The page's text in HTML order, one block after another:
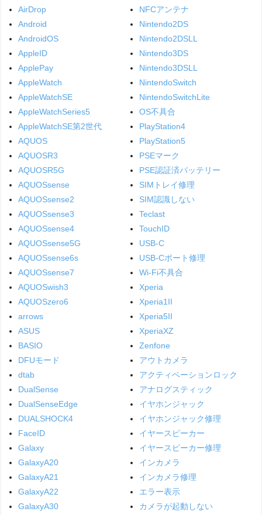
AirDrop
Android
AndroidOS
AppleID
ApplePay
AppleWatch
AppleWatchSE
AppleWatchSeries5
AppleWatchSE第2世代
AQUOS
AQUOSR3
AQUOSR5G
AQUOSsense
AQUOSsense2
AQUOSsense3
AQUOSsense4
AQUOSsense5G
AQUOSsense6s
AQUOSsense7
AQUOSwish3
AQUOSzero6
arrows
ASUS
BASIO
DFUモード
dtab
DualSense
DualSenseEdge
DUALSHOCK4
FaceID
Galaxy
GalaxyA20
GalaxyA21
GalaxyA22
GalaxyA30
NFCアンテナ
Nintendo2DS
Nintendo2DSLL
Nintendo3DS
Nintendo3DSLL
NintendoSwitch
NintendoSwitchLite
OS不具合
PlayStation4
PlayStation5
PSEマーク
PSE認証済バッテリー
SIMトレイ修理
SIM認識しない
Teclast
TouchID
USB-C
USB-Cポート修理
Wi-Fi不具合
Xperia
Xperia1II
Xperia5II
XperiaXZ
Zenfone
アウトカメラ
アクティベーションロック
アナログスティック
イヤホンジャック
イヤホンジャック修理
イヤースピーカー
イヤースピーカー修理
インカメラ
インカメラ修理
エラー表示
カメラが起動しない